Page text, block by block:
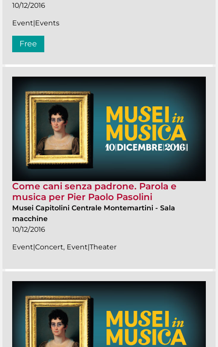
10/12/2016
Event|Events
Free
Come cani senza padrone. Parola e
musica per Pier Paolo Pasolini
Musei Capitolini Centrale Montemartini - Sala
macchine
10/12/2016
Event|Concert, Event|Theater